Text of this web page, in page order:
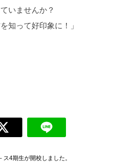
いませんか？
知って好印象に！」
4期生が開校しました。